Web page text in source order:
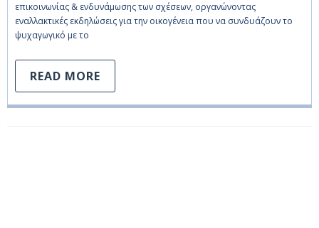
επικοινωνίας & ενδυνάμωσης των σχέσεων, οργανώνοντας
εναλλακτικές εκδηλώσεις για την οικογένεια που να συνδυάζουν το
ψυχαγωγικό με το
READ MORE